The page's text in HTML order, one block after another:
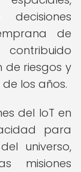
de
de riesgos y
los años.
del IoT en
para
universo,
misiones